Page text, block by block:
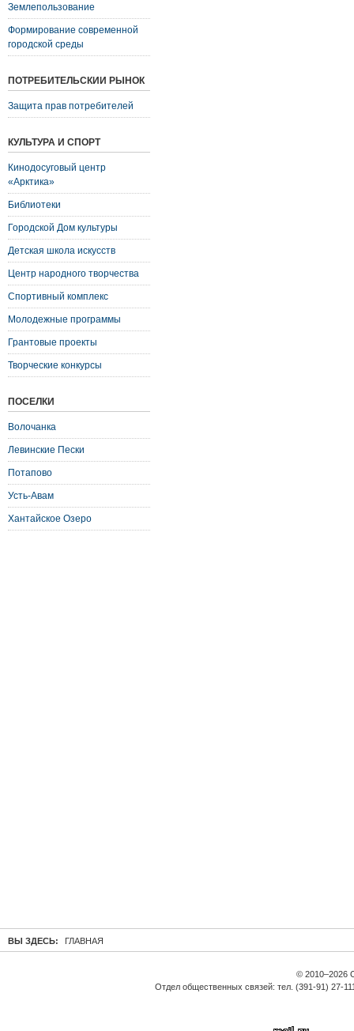
Землепользование
Формирование современной
городской среды
ПОТРЕБИТЕЛЬСКИЙ РЫНОК
Защита прав потребителей
КУЛЬТУРА И СПОРТ
Кинодосуговый центр
«Арктика»
Библиотеки
Городской Дом культуры
Детская школа искусств
Центр народного творчества
Спортивный комплекс
Молодежные программы
Грантовые проекты
Творческие конкурсы
ПОСЕЛКИ
Волочанка
Левинские Пески
Потапово
Усть-Авам
Хантайское Озеро
ВЫ ЗДЕСЬ: ГЛАВНАЯ
© 2010–2026
Отдел общественных связей: тел. (391-91) 27-